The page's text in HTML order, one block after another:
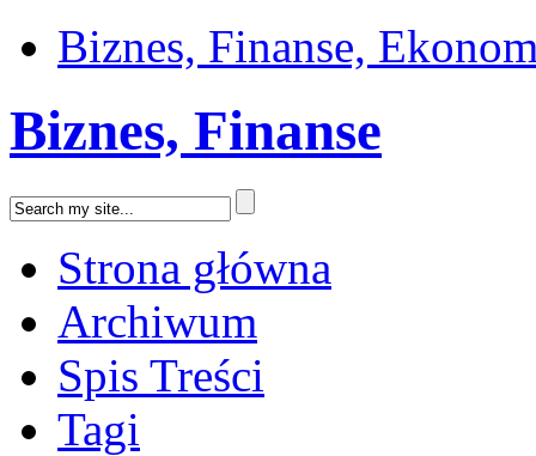
Biznes, Finanse,
Biznes, Finanse
Strona główna
Archiwum
Spis Treści
Tagi